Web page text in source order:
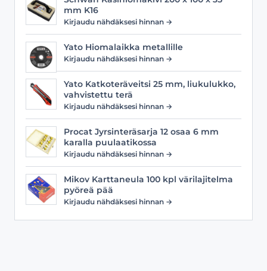
mm K16
Kirjaudu nähdäksesi hinnan →
Yato Hiomalaikka metallille
Kirjaudu nähdäksesi hinnan →
Yato Katkoteräveitsi 25 mm, liukulukko,
vahvistettu terä
Kirjaudu nähdäksesi hinnan →
Procat Jyrsinteräsarja 12 osaa 6 mm
karalla puulaatikossa
Kirjaudu nähdäksesi hinnan →
Mikov Karttaneula 100 kpl värilajitelma
pyöreä pää
Kirjaudu nähdäksesi hinnan →